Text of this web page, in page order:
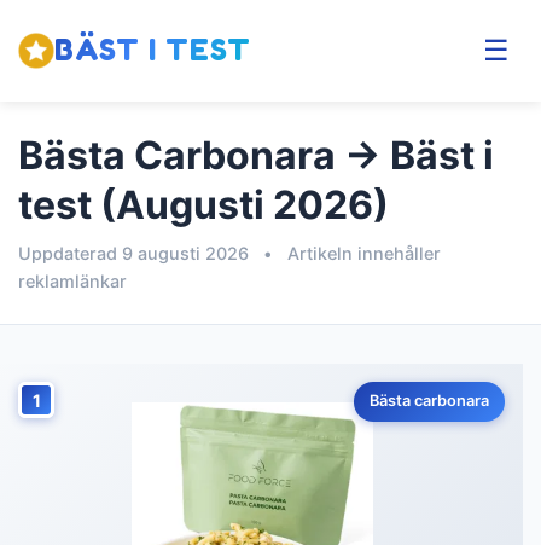
BÄST I TEST ☰
Bästa Carbonara → Bäst i
test (Augusti 2026)
Uppdaterad 9 augusti 2026 •
Artikeln innehåller
reklamlänkar
1 Bästa carbonara